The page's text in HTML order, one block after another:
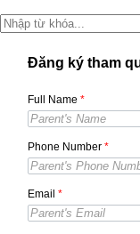
Đăng ký tham
Full Name *
Phone Number *
Email *